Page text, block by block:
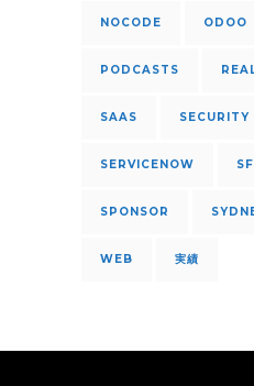
NOCODE ODOO
PODCASTS
SAAS SECURITY
SERVICENOW
SPONSOR
WEB 実績